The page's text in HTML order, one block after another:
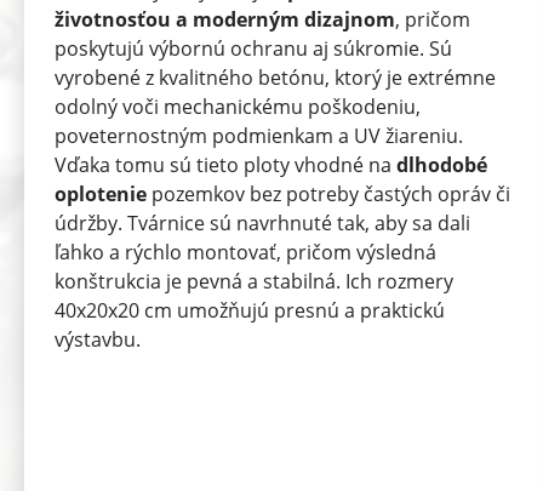
životnosťou a moderným dizajnom, pričom
poskytujú výbornú ochranu aj súkromie. Sú
vyrobené z kvalitného betónu, ktorý je extrémne
odolný voči mechanickému poškodeniu,
poveternostným podmienkam a UV žiareniu.
Vďaka tomu sú tieto ploty vhodné na dlhodobé
oplotenie pozemkov bez potreby častých opráv či
údržby. Tvárnice sú navrhnuté tak, aby sa dali
ľahko a rýchlo montovať, pričom výsledná
konštrukcia je pevná a stabilná. Ich rozmery
40x20x20 cm umožňujú presnú a praktickú
výstavbu.